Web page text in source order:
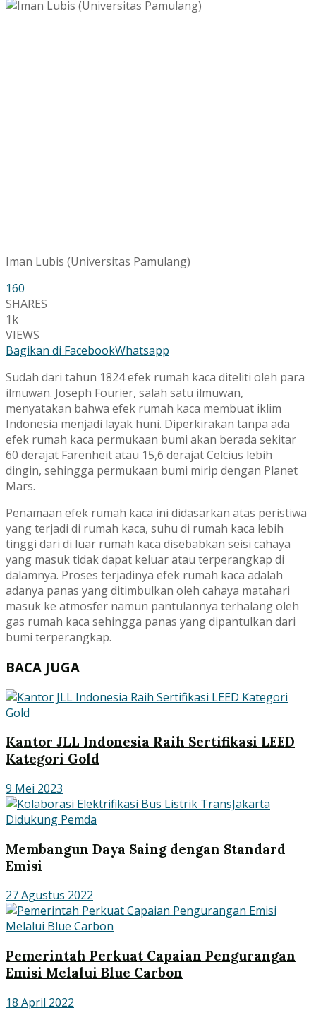
Iman Lubis (Universitas Pamulang)
160
SHARES
1k
VIEWS
Bagikan di FacebookWhatsapp
Sudah dari tahun 1824 efek rumah kaca diteliti oleh para
ilmuwan. Joseph Fourier, salah satu ilmuwan,
menyatakan bahwa efek rumah kaca membuat iklim
Indonesia menjadi layak huni. Diperkirakan tanpa ada
efek rumah kaca permukaan bumi akan berada sekitar
60 derajat Farenheit atau 15,6 derajat Celcius lebih
dingin, sehingga permukaan bumi mirip dengan Planet
Mars.
Penamaan efek rumah kaca ini didasarkan atas peristiwa
yang terjadi di rumah kaca, suhu di rumah kaca lebih
tinggi dari di luar rumah kaca disebabkan seisi cahaya
yang masuk tidak dapat keluar atau terperangkap di
dalamnya. Proses terjadinya efek rumah kaca adalah
adanya panas yang ditimbulkan oleh cahaya matahari
masuk ke atmosfer namun pantulannya terhalang oleh
gas rumah kaca sehingga panas yang dipantulkan dari
bumi terperangkap.
BACA JUGA
Kantor JLL Indonesia Raih Sertifikasi LEED
Kategori Gold
9 Mei 2023
Membangun Daya Saing dengan Standard
Emisi
27 Agustus 2022
Pemerintah Perkuat Capaian Pengurangan
Emisi Melalui Blue Carbon
18 April 2022